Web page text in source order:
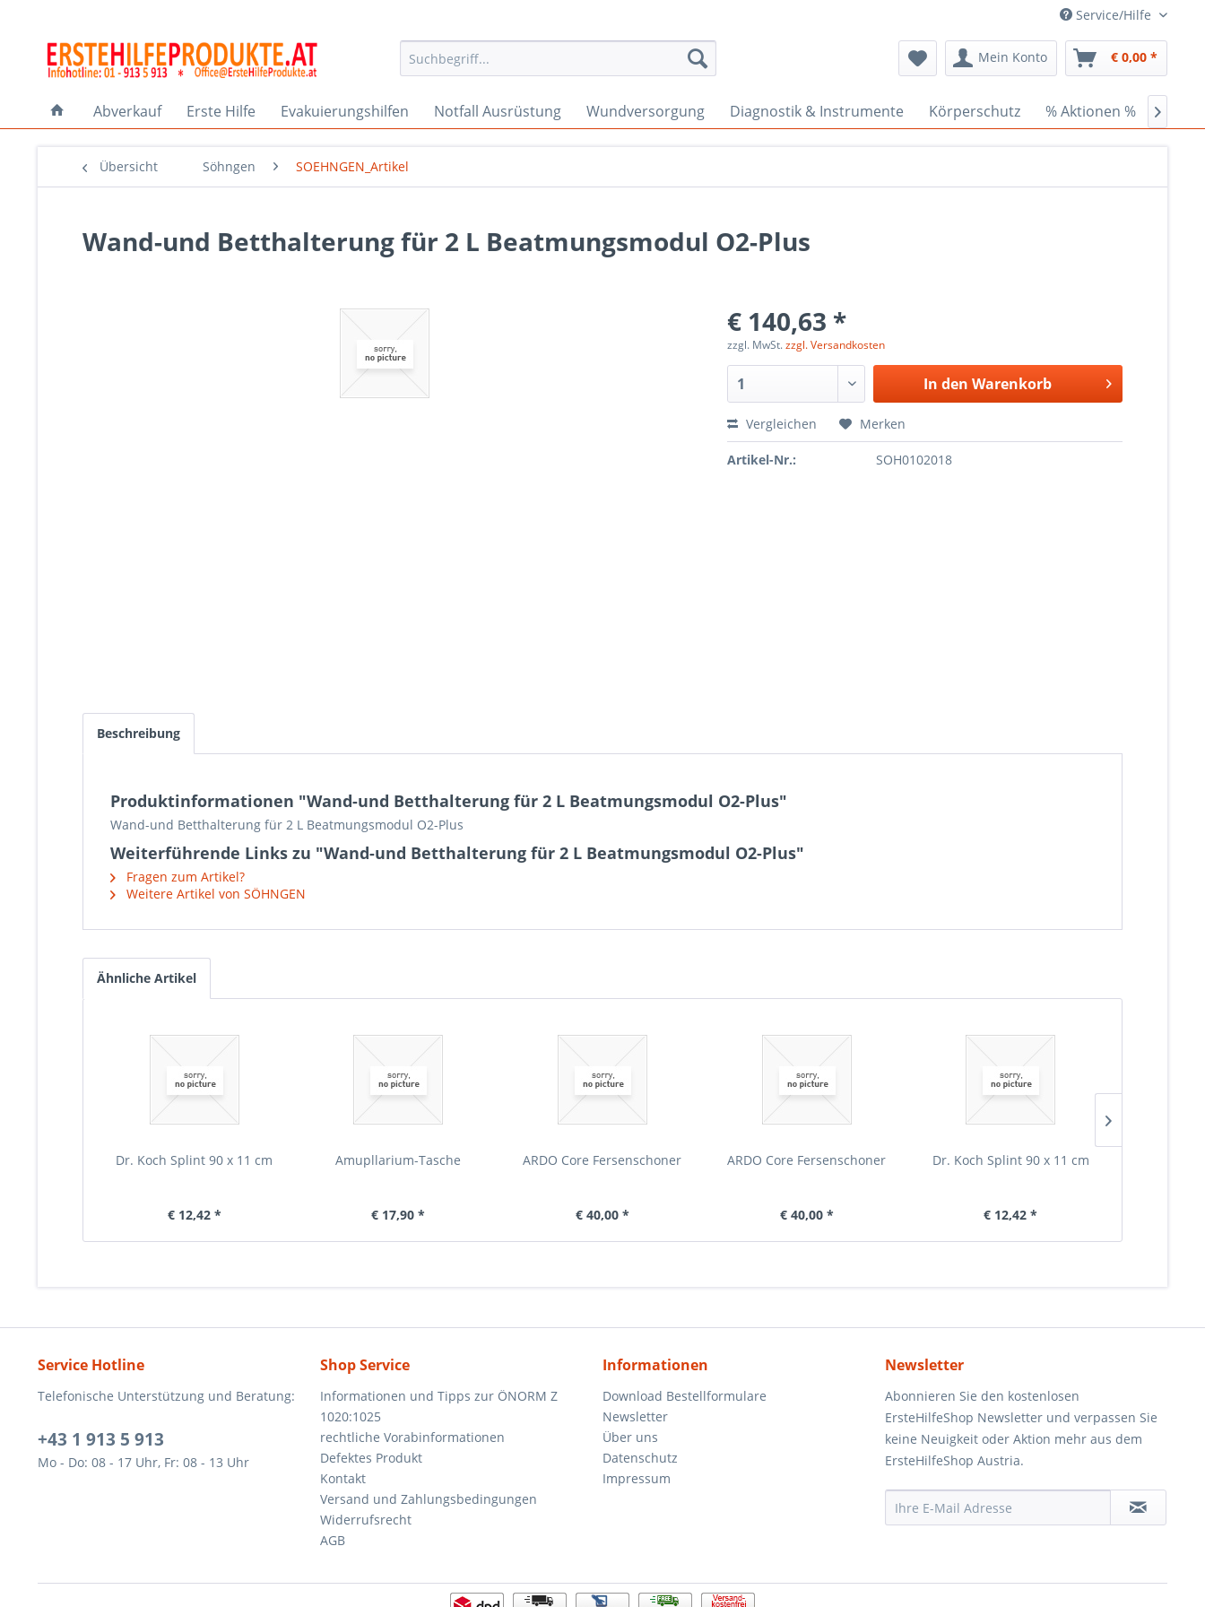
Service/Hilfe
Mein Konto € 0,00 *
Abverkauf Erste Hilfe Evakuierungshilfen Notfall Ausrüstung Wundversorgung Diagnostik & Instrumente Körperschutz % Aktionen % 
Übersicht Söhngen SOEHNGEN_Artikel
Wand-und Betthalterung für 2 L Beatmungsmodul O2-Plus
€ 140,63 *
zzgl. MwSt.zzgl. Versandkosten
In den Warenkorb
Vergleichen Merken
Artikel-Nr.: SOH0102018
Beschreibung
Produktinformationen "Wand-und Betthalterung für 2 L Beatmungsmodul O2-Plus"
Wand-und Betthalterung für 2 L Beatmungsmodul O2-Plus
Weiterführende Links zu "Wand-und Betthalterung für 2 L Beatmungsmodul O2-Plus"
Fragen zum Artikel?
Weitere Artikel von SÖHNGEN
Ähnliche Artikel
Dr. Koch Splint 90 x 11 cm
€ 12,42 *
Amupllarium-Tasche
€ 17,90 *
ARDO Core Fersenschoner
€ 40,00 *
ARDO Core Fersenschoner
€ 40,00 *
Dr. Koch Splint 90 x 11 cm
€ 12,42 *
Service Hotline
Telefonische Unterstützung und Beratung:
+43 1 913 5 913
Mo - Do: 08 - 17 Uhr, Fr: 08 - 13 Uhr
Shop Service
Informationen und Tipps zur ÖNORM Z
1020:1025
rechtliche Vorabinformationen
Defektes Produkt
Kontakt
Versand und Zahlungsbedingungen
Widerrufsrecht
AGB
Informationen
Download Bestellformulare
Newsletter
Über uns
Datenschutz
Impressum
Newsletter
Abonnieren Sie den kostenlosen
ErsteHilfeShop Newsletter und verpassen Sie
keine Neuigkeit oder Aktion mehr aus dem
ErsteHilfeShop Austria.